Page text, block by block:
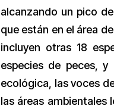
alcanzando un pico
que están en el área
incluyen otras 18
especies de peces,
ecológica, las voces
las áreas